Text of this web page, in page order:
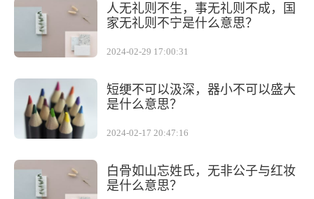
人无礼则不生，事无礼则不成，国
家无礼则不宁是什么意思？
2024-02-29 17:00:31
短绠不可以汲深，器小不可以盛大
是什么意思？
2024-02-17 20:47:16
白骨如山忘姓氏，无非公子与红妆
是什么意思？